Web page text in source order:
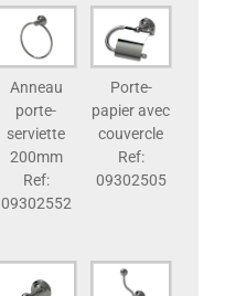
Anneau
porte-
serviette
200mm
Ref:
09302552
Porte-
papier avec
couvercle
Ref:
09302505